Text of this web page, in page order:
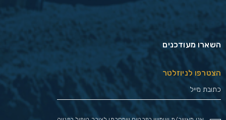
השארו מעודכנים
הצטרפו לניוזלטר